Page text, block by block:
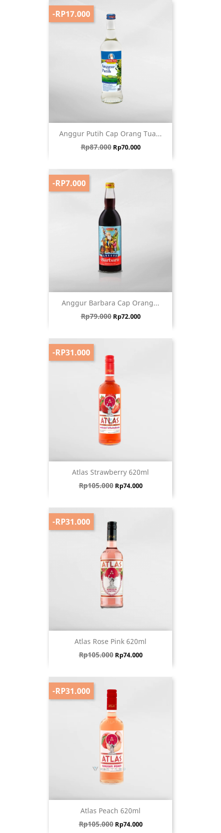
Anggur Putih Cap Orang Tua...
Harga biasa
Rp87.000 Harga
Rp70.000
-RP17.000
Anggur Barbara Cap Orang...
Harga biasa
Rp79.000 Harga
Rp72.000
-RP7.000
Atlas Strawberry 620ml
Harga biasa
Rp105.000 Harga
Rp74.000
-RP31.000
Atlas Rose Pink 620ml
Harga biasa
Rp105.000 Harga
Rp74.000
-RP31.000
Atlas Peach 620ml
Harga biasa
Rp105.000 Harga
Rp74.000
-RP31.000